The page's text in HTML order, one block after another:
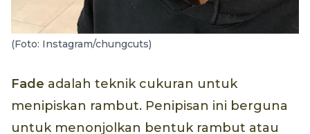
(Foto: Instagram/chungcuts)
Fade adalah teknik cukuran untuk
menipiskan rambut. Penipisan ini berguna
untuk menonjolkan bentuk rambut atau